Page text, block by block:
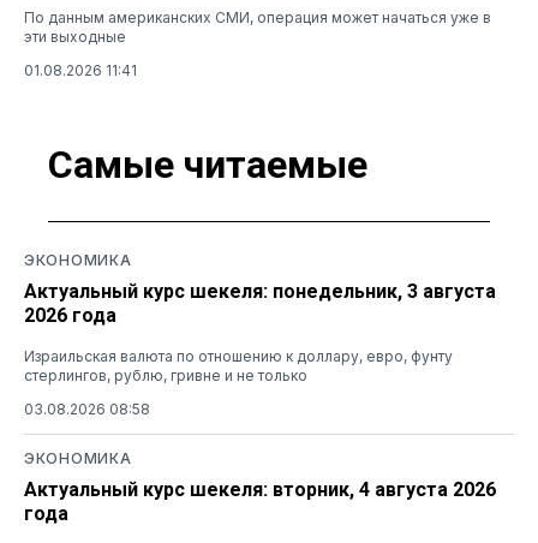
По данным американских СМИ, операция может начаться уже в
эти выходные
01.08.2026 11:41
Самые читаемые
ЭКОНОМИКА
Актуальный курс шекеля: понедельник, 3 августа
2026 года
Израильская валюта по отношению к доллару, евро, фунту
стерлингов, рублю, гривне и не только
03.08.2026 08:58
ЭКОНОМИКА
Актуальный курс шекеля: вторник, 4 августа 2026
года